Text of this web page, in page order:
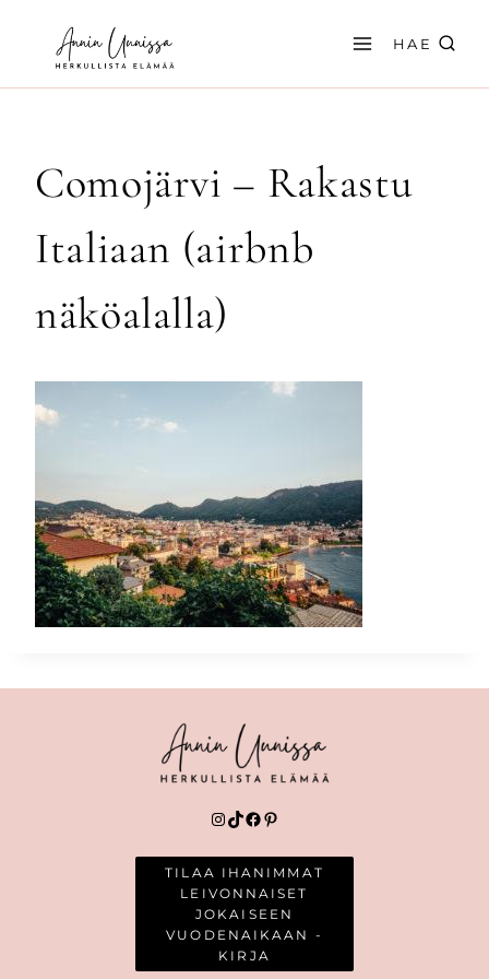
sisältöön
HAE
Comojärvi – Rakastu
Italiaan (airbnb
näköalalla)
Instagram
TikTok
Facebook
Pinterest
TILAA IHANIMMAT
LEIVONNAISET
JOKAISEEN
VUODENAIKAAN -
KIRJA